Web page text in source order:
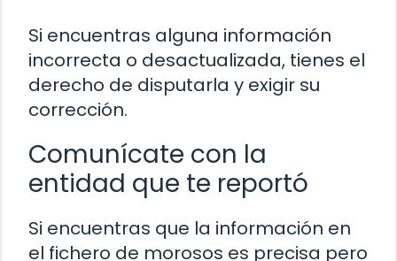
Si encuentras alguna información
incorrecta o desactualizada, tienes el
derecho de disputarla y exigir su
corrección.
Comunícate con la
entidad que te reportó
Si encuentras que la información en
el fichero de morosos es precisa pero